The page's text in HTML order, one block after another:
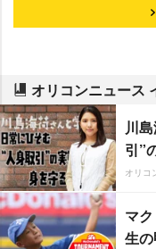
オリコンニュース
川
引”
オリコ
マ
生の